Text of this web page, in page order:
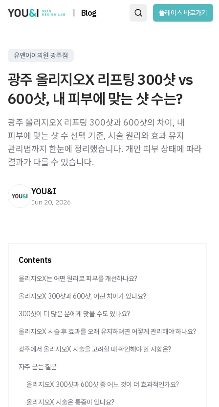
Blog 플레이스 바로가기
유앤아이의원 광주점
광주 올리지오X 리프팅 300샷 vs
600샷, 내 피부에 맞는 샷 수는?
광주 올리지오X 리프팅 300샷과 600샷의 차이, 내
피부에 맞는 샷 수 선택 기준, 시술 원리와 효과 유지
관리법까지 한눈에 정리했습니다. 개인 피부 상태에 따라
결과가 다를 수 있습니다.
YOU&I
Jun 20, 2026
Contents
올리지오X는 어떤 원리로 피부를 개선하나요?
올리지오X 300샷과 600샷, 어떤 차이가 있나요?
300샷이 더 많은 분에게 맞을 수도 있나요?
올리지오X 시술 후 효과를 오래 유지하려면 어떻게 관리해야 하나요?
광주에서 올리지오X 시술을 고려할 때 확인해야 할 사항은?
자주 묻는 질문
올리지오X 300샷과 600샷 중 어느 것이 더 효과적인가요?
올리지오X 시술은 통증이 있나요?